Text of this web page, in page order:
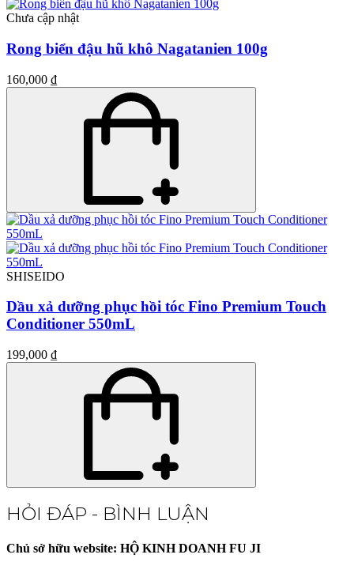
Chưa cập nhật
Rong biển đậu hũ khô Nagatanien 100g
160,000 ₫
SHISEIDO
Dầu xả dưỡng phục hồi tóc Fino Premium Touch
Conditioner 550mL
199,000 ₫
HỎI ĐÁP - BÌNH LUẬN
Chủ sở hữu website: HỘ KINH DOANH FU JI